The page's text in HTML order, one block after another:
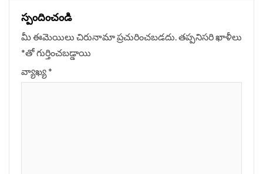
స్పందించండి
మీ ఈమెయిలు చిరునామా ప్రచురించబడదు.తప్పనిసరి ఖాళీలు
*‌తో గుర్తించబడ్డాయి
వ్యాఖ్య*